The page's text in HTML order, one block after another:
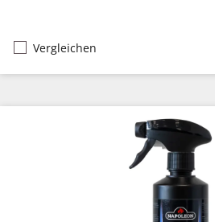
Vergleichen